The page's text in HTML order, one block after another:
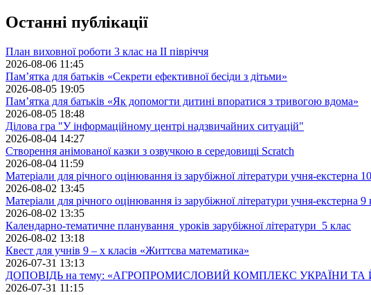
Останні публікації
План виховної роботи 3 клас на II півріччя
2026-08-06 11:45
Пам’ятка для батьків «Секрети ефективної бесіди з дітьми»
2026-08-05 19:05
Пам’ятка для батьків «Як допомогти дитині впоратися з тривогою вдома»
2026-08-05 18:48
Ділова гра "У інформаційному центрі надзвичайних ситуацій"
2026-08-04 14:27
Створення анімованої казки з озвучкою в середовищі Scratch
2026-08-04 11:59
Матеріали для річного оцінювання із зарубіжної літератури учня-екстерна
2026-08-02 13:45
Матеріали для річного оцінювання із зарубіжної літератури учня-екстерна 9
2026-08-02 13:35
Календарно-тематичне планування уроків зарубіжної літератури 5 клас
2026-08-02 13:18
Квест для учнів 9 – х класів «Життєва математика»
2026-07-31 13:13
ДОПОВІДЬ на тему: «АГРОПРОМИСЛОВИЙ КОМПЛЕКС УКРАЇНИ ТА
2026-07-31 11:15